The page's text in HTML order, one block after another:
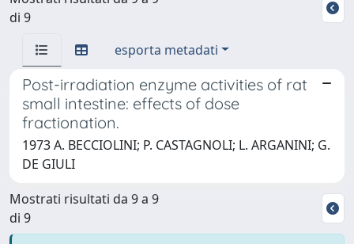
di 9
esporta metadati
Post-irradiation enzyme activities of rat
small intestine: effects of dose
fractionation.
1973 A. BECCIOLINI; P. CASTAGNOLI; L. ARGANINI; G.
DE GIULI
Mostrati risultati da 9 a 9
di 9